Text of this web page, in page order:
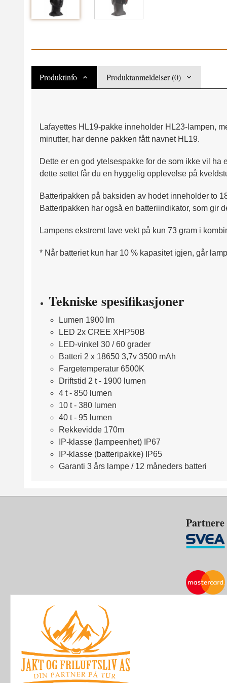
Produktinfo Produktanmeldelser (0)
Lafayettes HL19-pakke inneholder HL23-lampen,
minutter, har denne pakken fått navnet HL19.
Dette er en god ytelsespakke for de som ikke vil
dette settet får du en hyggelig opplevelse på
Batteripakken på baksiden av hodet inneholder to
Batteripakken har også en batteriindikator, som gir
Lampens ekstremt lave vekt på kun 73 gram i
* Når batteriet kun har 10 % kapasitet igjen, går
Tekniske spesifikasjoner
Lumen 1900 lm
LED 2x CREE XHP50B
LED-vinkel 30 / 60 grader
Batteri 2 x 18650 3,7v 3500 mAh
Fargetemperatur 6500K
Driftstid 2 t - 1900 lumen
4 t - 850 lumen
10 t - 380 lumen
40 t - 95 lumen
Rekkevidde 170m
IP-klasse (lampeenhet) IP67
IP-klasse (batteripakke) IP65
Garanti 3 års lampe / 12 måneders batteri
Partnere